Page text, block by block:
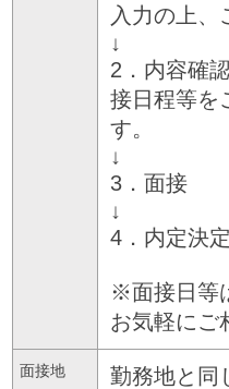
入力の上、
↓
2．内容確
接日程等を
す。
↓
3．面接
↓
4．内定決定
※面接日等
お気軽にご
面接地 勤務地と同